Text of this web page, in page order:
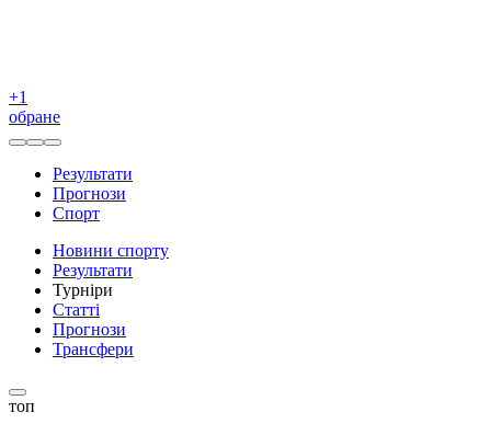
+1
обране
Результати
Прогнози
Спорт
Новини спорту
Результати
Турніри
Статті
Прогнози
Трансфери
топ